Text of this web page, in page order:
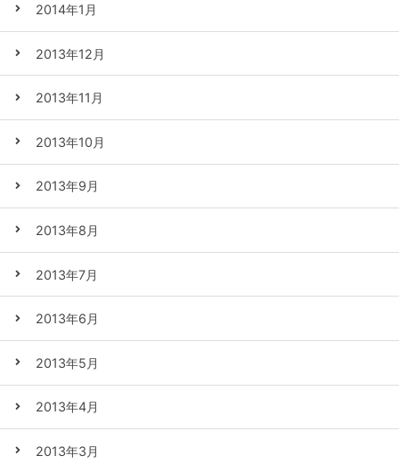
2014年1月
2013年12月
2013年11月
2013年10月
2013年9月
2013年8月
2013年7月
2013年6月
2013年5月
2013年4月
2013年3月